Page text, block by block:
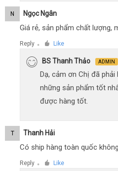
N Ngọc Ngân
Giá rẻ, sản phẩm chất lượng,
Reply ● Like
BS Thanh Thảo ADMIN
Dạ, cảm ơn Chị đã
những sản phẩm tốt
được hàng tốt.
T Thanh Hải
Có ship hàng toàn quốc
Reply ● Like